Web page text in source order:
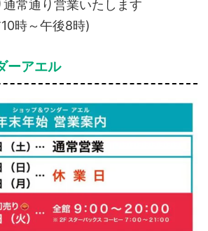
通常通り営業いたします
時～午後8時)
ーアエル